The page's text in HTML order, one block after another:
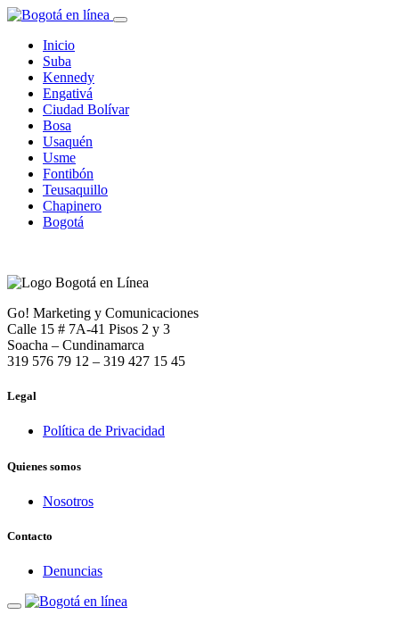
Inicio
Suba
Kennedy
Engativá
Ciudad Bolívar
Bosa
Usaquén
Usme
Fontibón
Teusaquillo
Chapinero
Bogotá
Go! Marketing y Comunicaciones
Calle 15 # 7A-41 Pisos 2 y 3
Soacha – Cundinamarca
319 576 79 12 – 319 427 15 45
Legal
Política de Privacidad
Quienes somos
Nosotros
Contacto
Denuncias